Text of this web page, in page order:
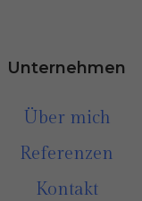
Unternehmen
Über mich
Referenzen
Kontakt